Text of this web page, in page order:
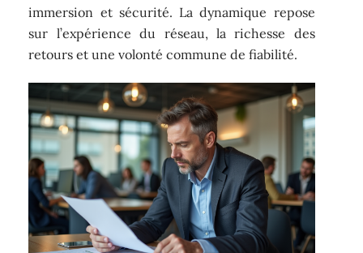
immersion et sécurité. La dynamique repose
sur l’expérience du réseau, la richesse des
retours et une volonté commune de fiabilité.